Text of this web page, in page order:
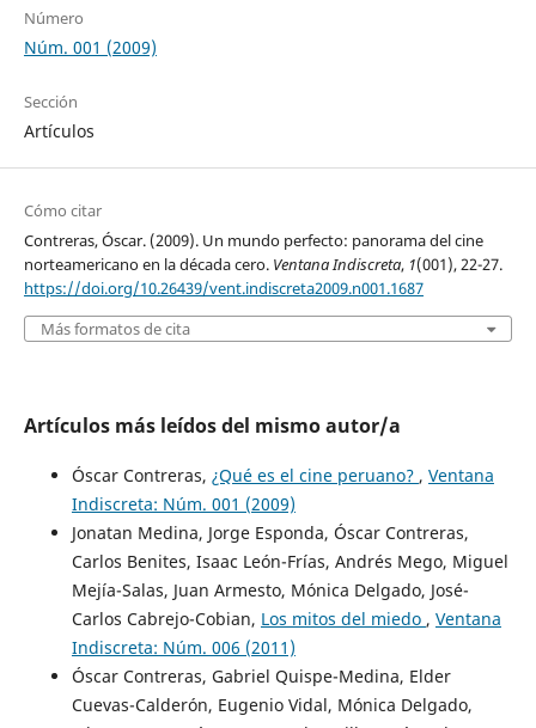
Número
Núm. 001 (2009)
Sección
Artículos
Cómo citar
Contreras, Óscar. (2009). Un mundo perfecto: panorama del cine
norteamericano en la década cero. Ventana Indiscreta, 1(001), 22-27.
https://doi.org/10.26439/vent.indiscreta2009.n001.1687
Más formatos de cita
Artículos más leídos del mismo autor/a
Óscar Contreras, ¿Qué es el cine peruano? , Ventana
Indiscreta: Núm. 001 (2009)
Jonatan Medina, Jorge Esponda, Óscar Contreras,
Carlos Benites, Isaac León-Frías, Andrés Mego, Miguel
Mejía-Salas, Juan Armesto, Mónica Delgado, José-
Carlos Cabrejo-Cobian, Los mitos del miedo , Ventana
Indiscreta: Núm. 006 (2011)
Óscar Contreras, Gabriel Quispe-Medina, Elder
Cuevas-Calderón, Eugenio Vidal, Mónica Delgado,